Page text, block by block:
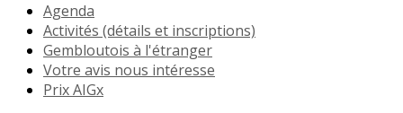
Agenda
Activités (détails et inscriptions)
Gembloutois à l'étranger
Votre avis nous intéresse
Prix AIGx